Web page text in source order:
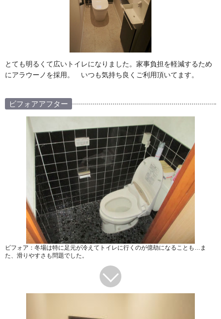
とても明るくて広いトイレになりました。家事負担を軽減するため
にアラウーノを採用。 いつも気持ち良くご利用頂いてます。
ビフォアアフター
ビフォア：冬場は特に足元が冷えてトイレに行くのが億劫になることも…ま
た、滑りやすさも問題でした。